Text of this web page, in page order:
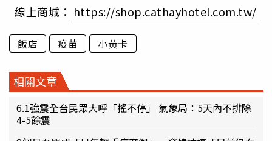
線上商城： https://shop.cathayhotel.com.tw/
飯店 疫苗 小黃卡
相關文章
6.1強震全台民眾大呼「搖不停」 氣象局：5天內不排除
4-5餘震